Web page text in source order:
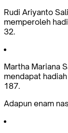
Rudi Ariyanto
memperoleh
32.
Martha Mariana
mendapat
187.
Adapun enam